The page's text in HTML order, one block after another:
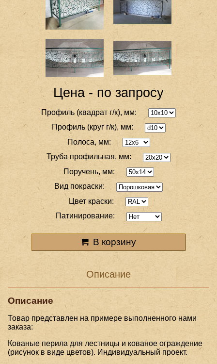
Цена - по запросу
Профиль (квадрат г/к), мм:
Профиль (круг г/к), мм:
Полоса, мм:
Труба профильная, мм:
Поручень, мм:
Вид покраски:
Цвет краски:
Патинирование:
В корзину
Описание
Описание
Товар представлен на примере выполненного нами
заказа:
Кованые перила для лестницы и кованое ограждение
(рисунок в виде цветов). Индивидуальный проект.